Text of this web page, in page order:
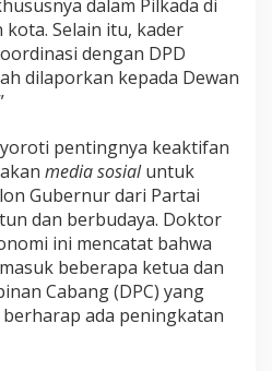
dalam Pilkada di
Selain itu, kader
dengan DPD
dilaporkan kepada Dewan
pentingnya keaktifan
media sosialuntuk
Gubernur dari Partai
dan berbudaya. Doktor
ini mencatat bahwa
beberapa ketua dan
Cabang (DPC) yang
ada peningkatan